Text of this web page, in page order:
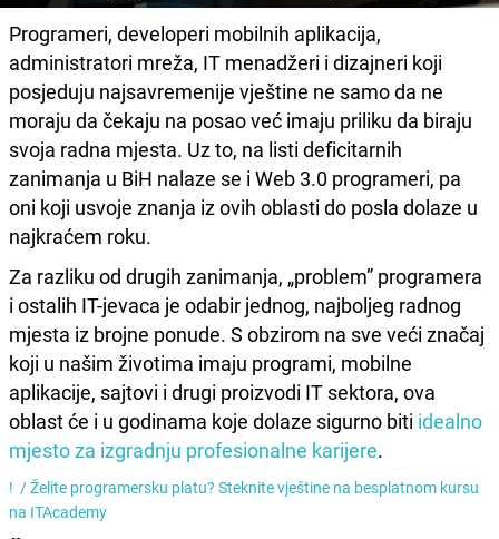
Programeri, developeri mobilnih aplikacija,
administratori mreža, IT menadžeri i dizajneri koji
posjeduju najsavremenije vještine ne samo da ne
moraju da čekaju na posao već imaju priliku da biraju
svoja radna mjesta. Uz to, na listi deficitarnih
zanimanja u BiH nalaze se i Web 3.0 programeri, pa
oni koji usvoje znanja iz ovih oblasti do posla dolaze u
najkraćem roku.
Za razliku od drugih zanimanja, „problem” programera
i ostalih IT-jevaca je odabir jednog, najboljeg radnog
mjesta iz brojne ponude. S obzirom na sve veći značaj
koji u našim životima imaju programi, mobilne
aplikacije, sajtovi i drugi proizvodi IT sektora, ova
oblast će i u godinama koje dolaze sigurno biti idealno
mjesto za izgradnju profesionalne karijere.
! /Želite programersku platu? Steknite vještine na besplatnom kursu
na ITAcademy